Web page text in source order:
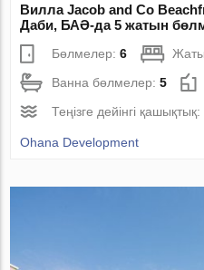
Вилла Jacob and Co
Даби, БАӘ-да 5 жатын
Бөлмелер:6
Ванна бөлмелер:5
Теңізге дейінгі қашықтық:
Ohana Development